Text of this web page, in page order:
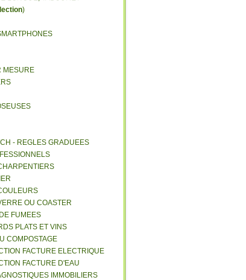
)
MESURE
- REGLES GRADUEES
OU COASTER
FUMEES
PLATS ET VINS
COMPOSTAGE
FACTURE ELECTRIQUE
FACTURE D'EAU
IMMOBILIERS